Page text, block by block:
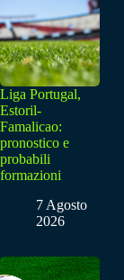
Liga Portugal,
Estoril-
Famalicao:
pronostico e
probabili
formazioni
7 Agosto
2026